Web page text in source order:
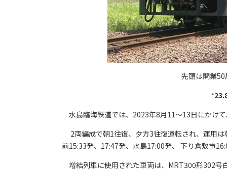
先頭は開業
水島臨海鉄道では、2023年8月11〜13日にかけ
2両編成で朝1往復、夕方3往復運転され、運用
前15:33発、17:47発、水島17:00発、 下り倉敷市
増結列車に使用された車両は、MRT300形302号